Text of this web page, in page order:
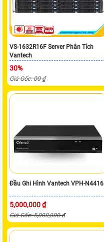
VS-1632R16F Server Phân Tích
Vantech
30%
Giá Gốc: 00 ₫
Đầu Ghi Hình Vantech VPH-N4416
5,000,000 ₫
Giá Gốc: 5,000,000 ₫